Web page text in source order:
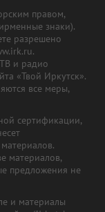
правом,
знаки).
разрешено
и радио
«Твой Иркутск».
все меры,
сертификации,
материалов,
предложения не
и материалы